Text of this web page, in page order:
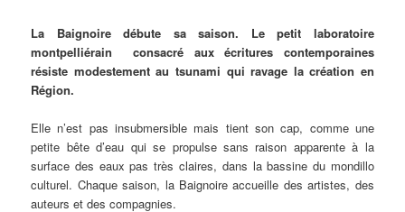
La Baignoire débute sa saison. Le petit laboratoire
montpelliérain consacré aux écritures contemporaines
résiste modestement au tsunami qui ravage la création en
Région.
Elle n’est pas insubmersible mais tient son cap, comme une
petite bête d’eau qui se propulse sans raison apparente à la
surface des eaux pas très claires, dans la bassine du mondillo
culturel. Chaque saison, la Baignoire accueille des artistes, des
auteurs et des compagnies.